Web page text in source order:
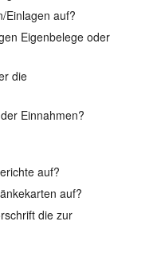
Einlagen auf?
Eigenbelege oder
die
Einnahmen?
auf?
auf?
die zur